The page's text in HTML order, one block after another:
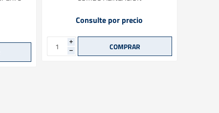
Consulte por precio
i
h